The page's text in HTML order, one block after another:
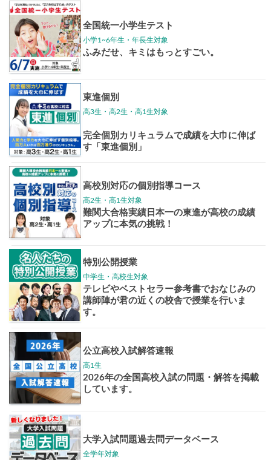
志作文コンクール 君の未来
情報
大学入試偏差値ランキング
お知らせ・イベント